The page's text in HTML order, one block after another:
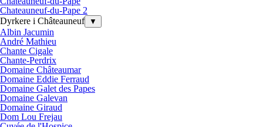
Chateauneuf-du-Pape 2
Dyrkere i Châteauneuf
▼
Albin Jacumin
André Mathieu
Chante Cigale
Chante-Perdrix
Domaine Châteaumar
Domaine Eddie Ferraud
Domaine Galet des Papes
Domaine Galevan
Domaine Giraud
Dom Lou Frejau